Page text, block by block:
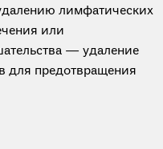
лимфатических
или
— удаление
для предотвращения